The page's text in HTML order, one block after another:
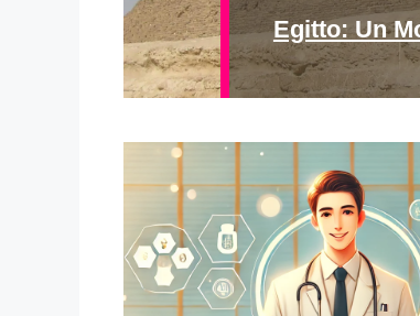
Egitto: Un